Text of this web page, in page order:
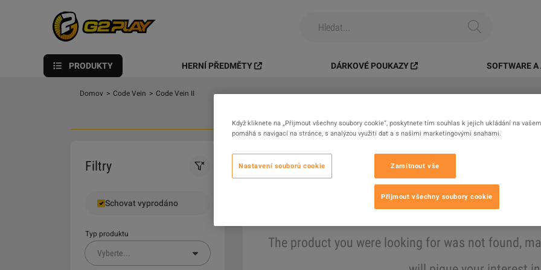
PRODUKTY HERNÍ PŘEDMĚTY DÁRKOVÉ POUKAZY SOFTWARE
Domov > Code Vein > Code Vein II
Vše Digitální Produkty
Filtry
Schovat vyprodáno
Typ produktu
Vyberte
0 Nalezené výsledky
The product you were looking for was not found,
Když kliknete na „Přijmout všechny soubory cookie“, poskytnete tím souhlas k jejich ukládání na
pomáhá s navigací na stránce, s analýzou využití dat a s našimi marketingovými snahami.
Nastavení souborů cookie Zamítnout vše
Přijmout všechny soubory cookie